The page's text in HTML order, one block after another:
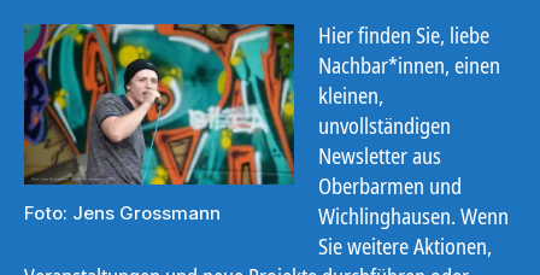
Foto: Jens Grossmann
Hier finden Sie, liebe
Nachbar*innen, einen
kleinen,
unvollständigen
Newsletter aus
Oberbarmen und
Wichlinghausen. Wenn
Sie weitere Aktionen,